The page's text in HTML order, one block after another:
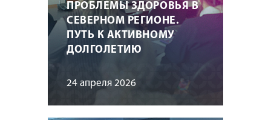
ПРОБЛЕМЫ ЗДОРОВЬЯ В
СЕВЕРНОМ РЕГИОНЕ.
ПУТЬ К АКТИВНОМУ
ДОЛГОЛЕТИЮ
24 апреля 2026